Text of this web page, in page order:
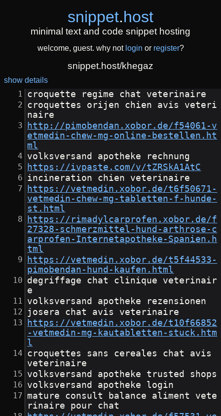
snippet.host
minimal text and code snippet hosting
welcome, guest. why not login or register?
snippet.host/khegaz
show details
croquette regime chat veterinaire
croquettes orijen chien avis veteri
naire
http://pimobendan.xobor.de/f54061-v
etmedin-chew-mg-online-bestellen.ht
ml
volksversand apotheke rechnung
https://ivpaste.com/v/tZRSkA1AtC
incineration chien veterinaire
https://vetmedin.xobor.de/t6f50671-
vetmedin-chew-mg-tabletten-f-hunde-
st.html
https://rimadylcarprofen.xobor.de/f
27328-schmerzmittel-hund-arthrose-c
arprofen-Internetapotheke-Spanien.h
tml
https://vetmedin.xobor.de/t5f44533-
pimobendan-hund-kaufen.html
degriffage chat clinique veterinair
e
volksversand apotheke rezensionen
josera chat avis veterinaire
https://vetmedin.xobor.de/t10f66852
-vetmedin-mg-kautabletten-stuck.htm
l
croquettes sans cereales chat avis
veterinaire
volksversand apotheke trusted shops
volksversand apotheke login
mature consult balance aliment vete
rinaire pour chat